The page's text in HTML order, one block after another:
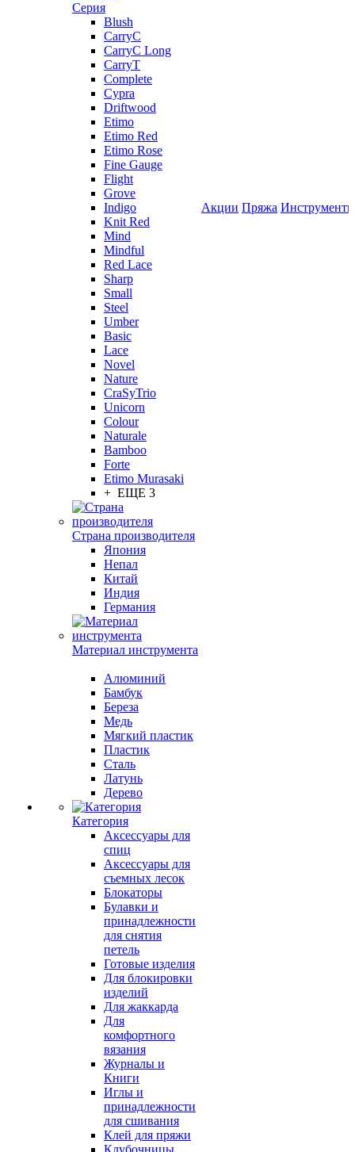
Серия
Blush
CarryC
CarryC Long
CarryT
Complete
Cypra
Driftwood
Etimo
Etimo Red
Etimo Rose
Fine Gauge
Flight
Grove
Indigo
Knit Red
Mind
Mindful
Red Lace
Sharp
Small
Steel
Umber
Basic
Lace
Novel
Nature
CraSyTrio
Unicorn
Colour
Naturale
Bamboo
Forte
Etimo Murasaki
+ ЕЩЕ 3
Страна производителя
Япония
Непал
Китай
Индия
Германия
Материал инструмента
Алюминий
Бамбук
Береза
Медь
Мягкий пластик
Пластик
Сталь
Латунь
Дерево
Категория
Аксессуары для
спиц
Аксессуары для
съемных лесок
Блокаторы
Булавки и
принадлежности
для снятия
петель
Готовые изделия
Для блокировки
изделий
Для жаккарда
Для
комфортного
вязания
Журналы и
Книги
Иглы и
принадлежности
для сшивания
Клей для пряжи
Клубочницы
Акции Пряжа Инструменты